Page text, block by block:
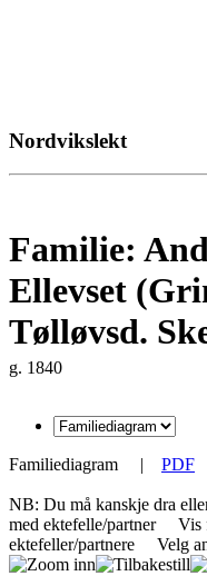
Nordvikslekt
Familie:
Ellevset
Tølløvsd.
g. 1840
Familiediagram | PDF
NB: Du må kanskje dra
med ektefelle/partner
Vis
ektefeller/partnere
Velg